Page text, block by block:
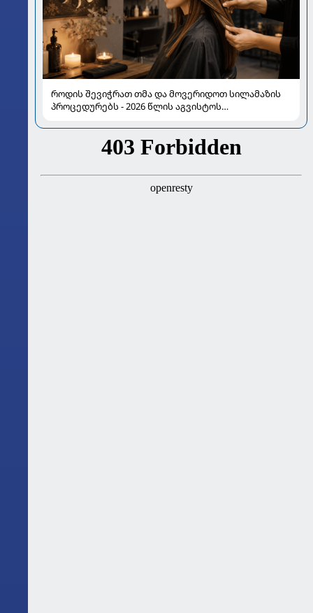
როდის შევიჭრათ თმა და მოვერიდოთ სილამაზის
პროცედურებს - 2026 წლის აგვისტოს